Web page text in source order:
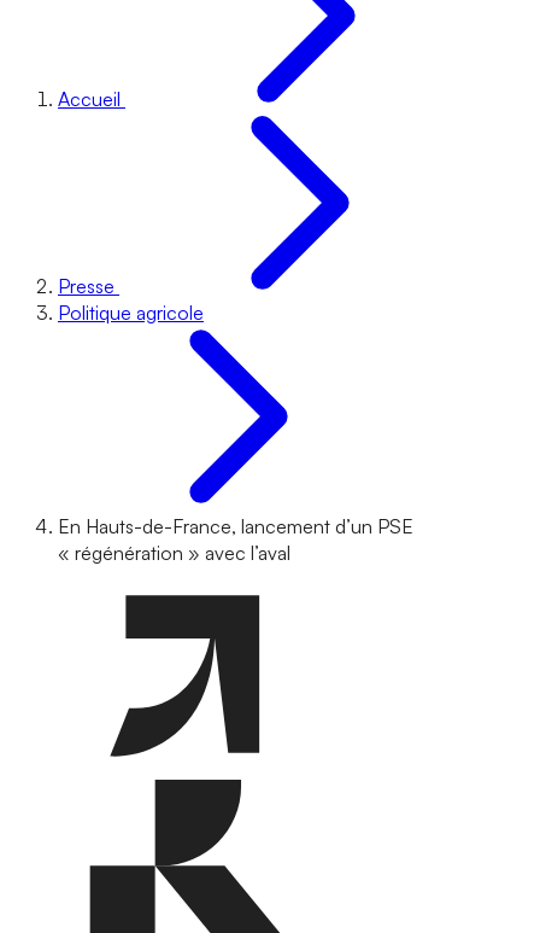
Accueil
Presse
Politique agricole
En Hauts-de-France, lancement d’un PSE
« régénération » avec l’aval